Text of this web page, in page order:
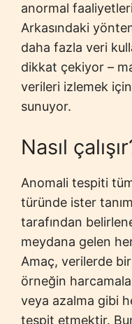
anormal
Arkasındaki
daha fazla veri
dikkat çekiyor –
verileri izlemek
sunuyor.
Nasıl
Anomali tespiti
türünde ister
tarafından
meydana gelen
Amaç, verilerde
örneğin
veya azalma gibi
tespit etmektir.